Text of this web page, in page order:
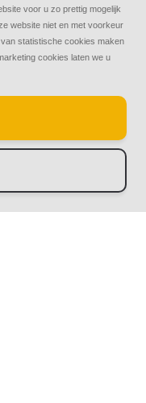
voor u zo prettig mogelijk
website niet en met voorkeur
statistische cookies maken
cookies laten we u